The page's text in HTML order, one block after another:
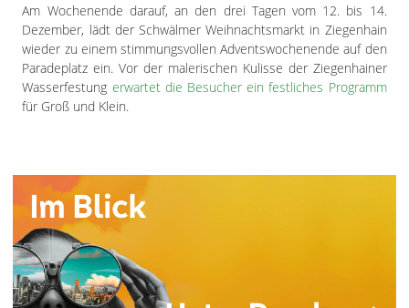
Am Wochenende darauf, an den drei Tagen vom 12. bis 14.
Dezember, lädt der Schwälmer Weihnachtsmarkt in Ziegenhain
wieder zu einem stimmungsvollen Adventswochenende auf den
Paradeplatz ein. Vor der malerischen Kulisse der Ziegenhainer
Wasserfestung erwartet die Besucher ein festliches Programm
für Groß und Klein.